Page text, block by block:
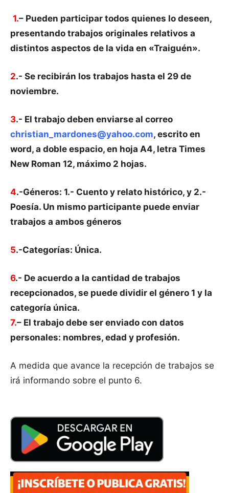
1.– Pueden participar todos quienes lo deseen,
presentando trabajos originales relativos a
distintos aspectos de la vida en «Traiguén».
2.- Se recibirán los trabajos hasta el 29 de
noviembre.
3.- El trabajo deben enviarse al correo
christian_mardones@yahoo.com, escrito en
word, a doble espacio, en hoja A4, letra Times
New Roman 12, máximo 2 hojas.
4.-Géneros: 1.- Cuento y relato histórico, y 2.-
Poesía. Un mismo participante puede enviar
trabajos a ambos géneros
5.-Categorías: Única.
6.- De acuerdo a la cantidad de trabajos
recepcionados, se puede dividir el género 1 y la
categoría única.
7.– El trabajo debe ser enviado con datos
personales: nombres, edad y profesión.
A medida que avance la recepción de trabajos se
irá informando sobre el punto 6.